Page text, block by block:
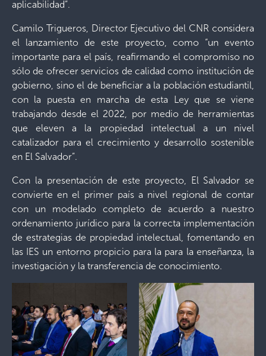
aplicabilidad”.
Camilo Trigueros, Director Ejecutivo del CNR considera
el lanzamiento de este proyecto, como “un evento
importante para el país, reafirmando el compromiso no
sólo de ofrecer servicios de calidad como institución de
gobierno, sino el de beneficiar a la población estudiantil,
con la puesta en marcha de esta Ley que se viene
trabajando desde el 2022, por medio de herramientas
que eleven a la propiedad intelectual a un nivel
catalizador para el crecimiento y desarrollo sostenible
en El Salvador”.
Con la presentación de este proyecto, El Salvador se
convierte en el primer país a nivel regional de contar
con un modelado completo de acuerdo a nuestro
ordenamiento jurídico para la correcta implementación
de estrategias de propiedad intelectual, fomentando en
las IES un entorno propicio para la para la enseñanza, la
investigación y la transferencia de conocimiento.